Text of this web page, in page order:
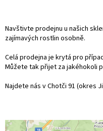
Navštivte prodejnu u našich
zajímavých rostlin osobně.
Celá prodejna je krytá pro
Můžete tak přijet za jakéhokoli
Najdete nás v Chotči 91 (okres